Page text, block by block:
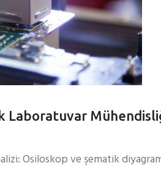
Osiloskop ve şematik